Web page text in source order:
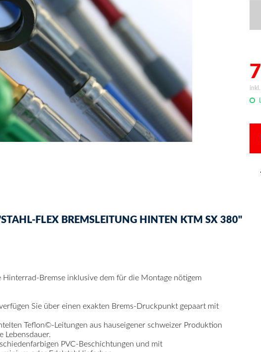
FLEX BREMSLEITUNG HINTEN KTM SX 380"
Bremse inklusive dem für die Montage nötigem
Sie über einen exakten Brems-Druckpunkt gepaart mit
Teflon©-Leitungen aus hauseigener schweizer Produktion
Lebensdauer.
PVC-Beschichtungen und mit